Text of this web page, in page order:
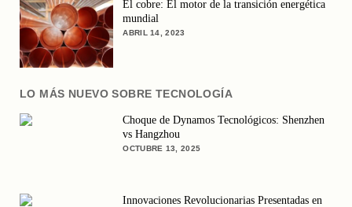
El cobre: El motor de la transición energética
mundial
ABRIL 14, 2023
LO MÁS NUEVO SOBRE TECNOLOGÍA
Choque de Dynamos Tecnológicos: Shenzhen
vs Hangzhou
OCTUBRE 13, 2025
Innovaciones Revolucionarias Presentadas en